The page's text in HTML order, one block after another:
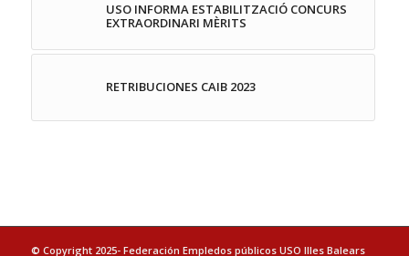
USO INFORMA ESTABILITZACIÓ CONCURS
EXTRAORDINARI MÈRITS
RETRIBUCIONES CAIB 2023
© Copyright 2025- Federación Empledos públicos USO Illes Balears